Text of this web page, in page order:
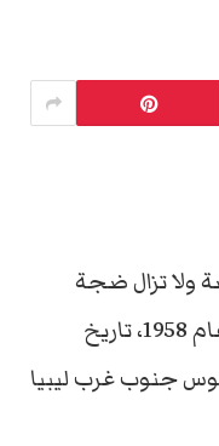
ولا تزال ضجة
كبيرة في الأوساط العلمية منذ عام 1958، تاريخ
جنوب غرب ليبيا